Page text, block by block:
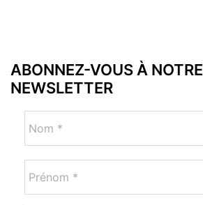
ABONNEZ-VOUS À NOTRE
NEWSLETTER